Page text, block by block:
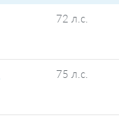
72 л.с.
75 л.с.